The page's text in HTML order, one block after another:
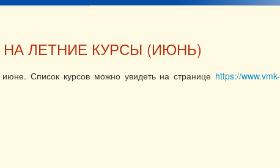
ЛЕТНИЕ КУРСЫ (ИЮНЬ)
Список курсов можно увидеть на странице https://www.vmk-